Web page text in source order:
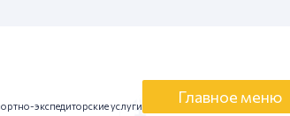
экспедиторские услуги Главное меню